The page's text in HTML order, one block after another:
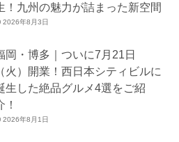
！九州の魅力が詰まった新空間
2026年8月3日
岡・博多｜ついに7月21日
（火）開業！西日本シティビルに
生した絶品グルメ4選をご紹
！
2026年8月1日